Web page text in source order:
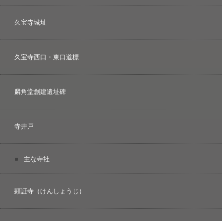
久宝寺城址
久宝寺西口・東口道標
麟角堂創建遺址碑
寺井戸
主な寺社
顕証寺（けんしょうじ）